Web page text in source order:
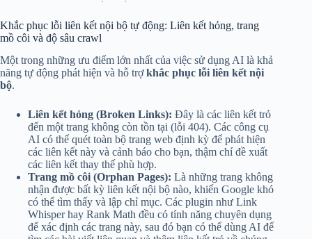
Khắc phục lỗi liên kết nội bộ tự động: Liên kết hỏng, trang
mồ côi và độ sâu crawl
Một trong những ưu điểm lớn nhất của việc sử dụng AI là khả
năng tự động phát hiện và hỗ trợkhắc phục lỗi liên kết nội
bộ.
Liên kết hỏng (Broken Links): Đây là các liên kết trỏ
đến một trang không còn tồn tại (lỗi 404). Các công cụ
AI có thể quét toàn bộ trang web định kỳ để phát hiện
các liên kết này và cảnh báo cho bạn, thậm chí đề xuất
các liên kết thay thế phù hợp.
Trang mồ côi (Orphan Pages): Là những trang không
nhận được bất kỳ liên kết nội bộ nào, khiến Google khó
có thể tìm thấy và lập chỉ mục. Các plugin như Link
Whisper hay Rank Math đều có tính năng chuyên dụng
để xác định các trang này, sau đó bạn có thể dùng AI để